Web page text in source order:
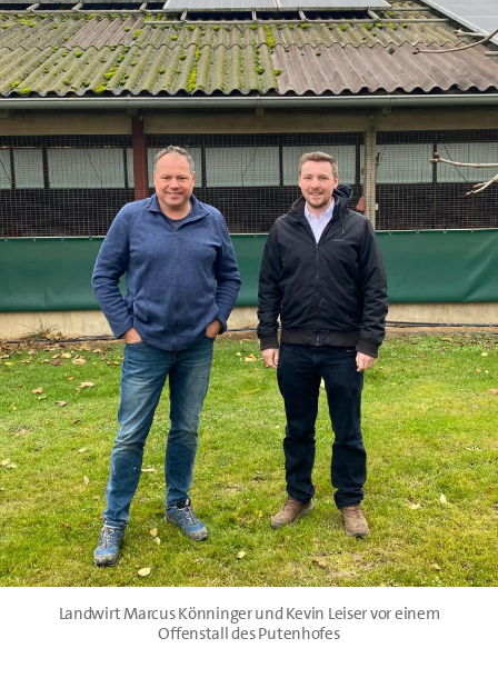
Landwirt Marcus Könninger und Kevin Leiser vor einem
Offenstall des Putenhofes